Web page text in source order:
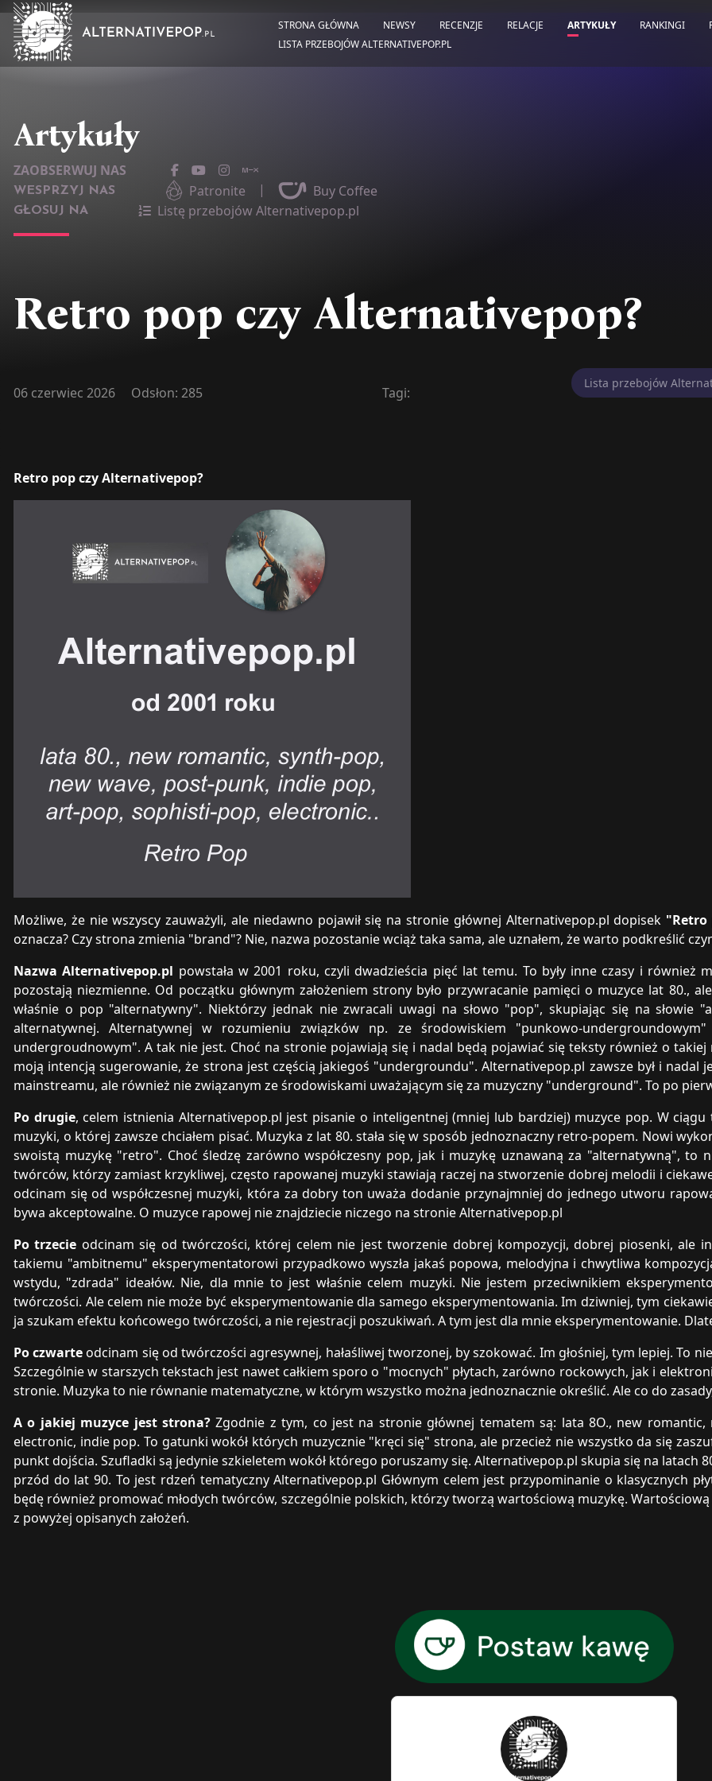
STRONA GŁÓWNA NEWSY RECENZJE RELACJE ARTYKUŁY RANKINGI
LISTA PRZEBOJÓW ALTERNATIVEPOP.PL
Artykuły
ZAOBSERWUJ NAS
WESPRZYJ NAS Patronite | Buy Coffee
GŁOSUJ NA Listę przebojów Alternativepop.pl
Retro pop czy Alternativepop?
06 czerwiec 2026 Odsłon: 285 Tagi:
Lista przebojów
Retro pop czy Alternativepop?
Możliwe, że nie wszyscy zauważyli, ale niedawno pojawił się na stronie głównej Alternativepop.pl dopisek "Retro
oznacza? Czy strona zmienia "brand"? Nie, nazwa pozostanie wciąż taka sama, ale uznałem, że warto podkreślić
Nazwa Alternativepop.pl powstała w 2001 roku, czyli dwadzieścia pięć lat temu. To były inne czasy i również
pozostają niezmienne. Od początku głównym założeniem strony było przywracanie pamięci o muzyce lat 80.,
właśnie o pop "alternatywny". Niektórzy jednak nie zwracali uwagi na słowo "pop", skupiając się na słowie
alternatywnej. Alternatywnej w rozumieniu związków np. ze środowiskiem "punkowo-
undergroudnowym". A tak nie jest. Choć na stronie pojawiają się i nadal będą pojawiać się teksty również o takiej
moją intencją sugerowanie, że strona jest częścią jakiegoś "undergroundu". Alternativepop.pl zawsze był i nadal
mainstreamu, ale również nie związanym ze środowiskami uważającym się za muzyczny "underground". To po
Po drugie, celem istnienia Alternativepop.pl jest pisanie o inteligentnej (mniej lub bardziej) muzyce pop. W
muzyki, o której zawsze chciałem pisać. Muzyka z lat 80. stała się w sposób jednoznaczny retro-popem. Nowi
swoistą muzykę "retro". Choć śledzę zarówno współczesny pop, jak i muzykę uznawaną za "alternatywną", to
twórców, którzy zamiast krzykliwej, często rapowanej muzyki stawiają raczej na stworzenie dobrej melodii i
odcinam się od współczesnej muzyki, która za dobry ton uważa dodanie przynajmniej do jednego utworu
bywa akceptowalne. O muzyce rapowej nie znajdziecie niczego na stronie Alternativepop.pl
Po trzecie odcinam się od twórczości, której celem nie jest tworzenie dobrej kompozycji, dobrej piosenki, ale
takiemu "ambitnemu" eksperymentatorowi przypadkowo wyszła jakaś popowa, melodyjna i chwytliwa
wstydu, "zdrada" ideałów. Nie, dla mnie to jest właśnie celem muzyki. Nie jestem przeciwnikiem
twórczości. Ale celem nie może być eksperymentowanie dla samego eksperymentowania. Im dziwniej, tym
ja szukam efektu końcowego twórczości, a nie rejestracji poszukiwań. A tym jest dla mnie eksperymentowanie.
Po czwarte odcinam się od twórczości agresywnej, hałaśliwej tworzonej, by szokować. Im głośniej, tym lepiej. To
Szczególnie w starszych tekstach jest nawet całkiem sporo o "mocnych" płytach, zarówno rockowych, jak i
stronie. Muzyka to nie równanie matematyczne, w którym wszystko można jednoznacznie określić. Ale co do
A o jakiej muzyce jest strona?Zgodnie z tym, co jest na stronie głównej tematem są: lata 8O., new
electronic, indie pop. To gatunki wokół których muzycznie "kręci się" strona, ale przecież nie wszystko da się
punkt dojścia. Szufladki są jedynie szkieletem wokół którego poruszamy się. Alternativepop.pl skupia się na latach
przód do lat 90. To jest rdzeń tematyczny Alternativepop.pl Głównym celem jest przypominanie o klasycznych
będę również promować młodych twórców, szczególnie polskich, którzy tworzą wartościową muzykę.
z powyżej opisanych założeń.